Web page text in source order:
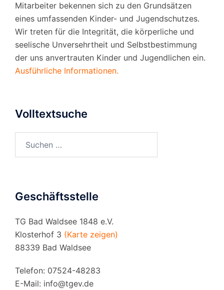
Mitarbeiter bekennen sich zu den Grundsätzen
eines umfassenden Kinder- und Jugendschutzes.
Wir treten für die Integrität, die körperliche und
seelische Unversehrtheit und Selbstbestimmung
der uns anvertrauten Kinder und Jugendlichen ein.
Ausführliche Informationen.
Volltextsuche
Geschäftsstelle
TG Bad Waldsee 1848 e.V.
Klosterhof 3 (Karte zeigen)
88339 Bad Waldsee
Telefon: 07524-48283
E-Mail: info@tgev.de